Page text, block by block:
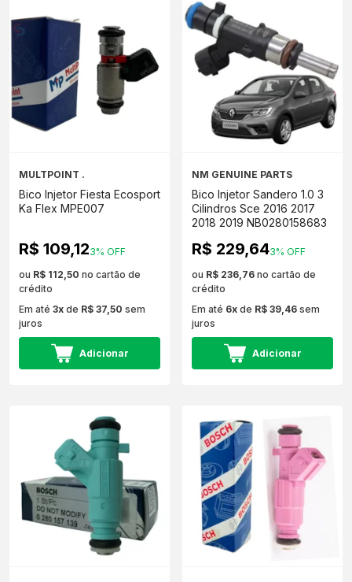
MULTPOINT .
Bico Injetor Fiesta Ecosport
Ka Flex MPE007
R$ 109,123% OFF
ou R$ 112,50 no cartão de
crédito
Em até 3x de R$ 37,50 sem
juros
Adicionar
NM GENUINE PARTS
Bico Injetor Sandero 1.0 3
Cilindros Sce 2016 2017
2018 2019 NB0280158683
R$ 229,643% OFF
ou R$ 236,76 no cartão de
crédito
Em até 6x de R$ 39,46 sem
juros
Adicionar